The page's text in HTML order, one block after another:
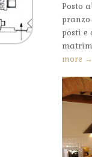
Posto
posti e
more →